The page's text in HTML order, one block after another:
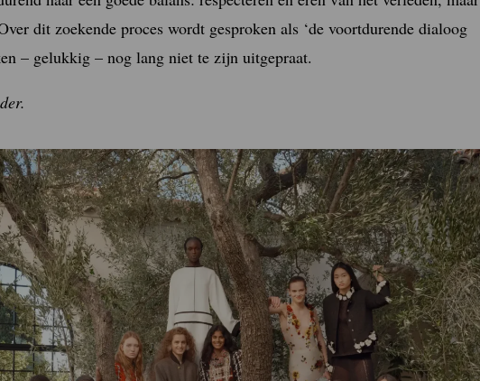
dit zoekende proces wordt gesproken als ‘de voortdurende dialoog
– gelukkig – nog lang niet te zijn uitgepraat.